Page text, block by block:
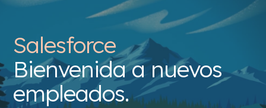
Salesforce
Bienvenida a nuevos
empleados.